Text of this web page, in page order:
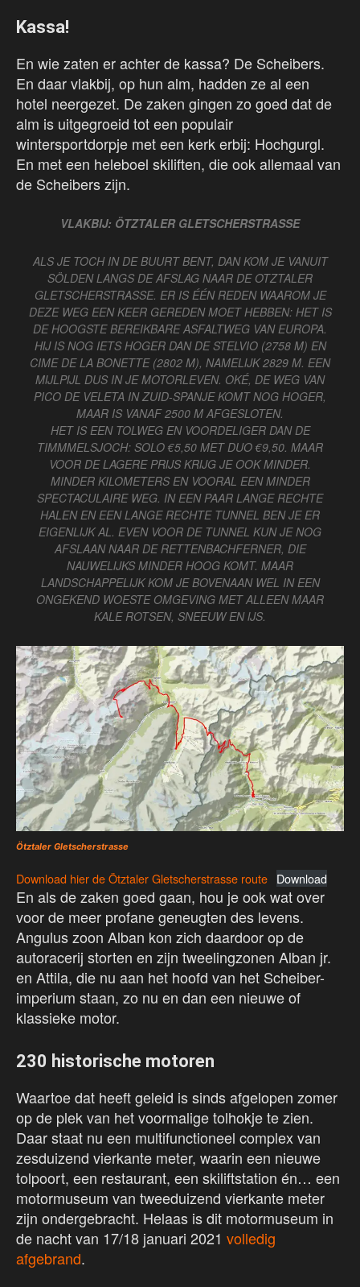
Kassa!
En wie zaten er achter de kassa? De Scheibers.
En daar vlakbij, op hun alm, hadden ze al een
hotel neergezet. De zaken gingen zo goed dat de
alm is uitgegroeid tot een populair
wintersportdorpje met een kerk erbij: Hochgurgl.
En met een heleboel skiliften, die ook allemaal van
de Scheibers zijn.
VLAKBIJ: ÖTZTALER GLETSCHERSTRASSE
ALS JE TOCH IN DE BUURT BENT, DAN KOM JE VANUIT
SÖLDEN LANGS DE AFSLAG NAAR DE OTZTALER
GLETSCHERSTRASSE. ER IS ÉÉN REDEN WAAROM JE
DEZE WEG EEN KEER GEREDEN MOET HEBBEN: HET IS
DE HOOGSTE BEREIKBARE ASFALTWEG VAN EUROPA.
HIJ IS NOG IETS HOGER DAN DE STELVIO (2758 M) EN
CIME DE LA BONETTE (2802 M), NAMELIJK 2829 M. EEN
MIJLPIJL DUS IN JE MOTORLEVEN. OKÉ, DE WEG VAN
PICO DE VELETA IN ZUID-SPANJE KOMT NOG HOGER,
MAAR IS VANAF 2500 M AFGESLOTEN.
HET IS EEN TOLWEG EN VOORDELIGER DAN DE
TIMMMELSJOCH: SOLO €5,50 MET DUO €9,50. MAAR
VOOR DE LAGERE PRIJS KRIJG JE OOK MINDER.
MINDER KILOMETERS EN VOORAL EEN MINDER
SPECTACULAIRE WEG. IN EEN PAAR LANGE RECHTE
HALEN EN EEN LANGE RECHTE TUNNEL BEN JE ER
EIGENLIJK AL. EVEN VOOR DE TUNNEL KUN JE NOG
AFSLAAN NAAR DE RETTENBACHFERNER, DIE
NAUWELIJKS MINDER HOOG KOMT. MAAR
LANDSCHAPPELIJK KOM JE BOVENAAN WEL IN EEN
ONGEKEND WOESTE OMGEVING MET ALLEEN MAAR
KALE ROTSEN, SNEEUW EN IJS.
Ötztaler Gletscherstrasse
Download hier de Ötztaler Gletscherstrasse route Download
En als de zaken goed gaan, hou je ook wat over
voor de meer profane geneugten des levens.
Angulus zoon Alban kon zich daardoor op de
autoracerij storten en zijn tweelingzonen Alban jr.
en Attila, die nu aan het hoofd van het Scheiber-
imperium staan, zo nu en dan een nieuwe of
klassieke motor.
230 historische motoren
Waartoe dat heeft geleid is sinds afgelopen zomer
op de plek van het voormalige tolhokje te zien.
Daar staat nu een multifunctioneel complex van
zesduizend vierkante meter, waarin een nieuwe
tolpoort, een restaurant, een skiliftstation én… een
motormuseum van tweeduizend vierkante meter
zijn ondergebracht. Helaas is dit motormuseum in
de nacht van 17/18 januari 2021 volledig
afgebrand.